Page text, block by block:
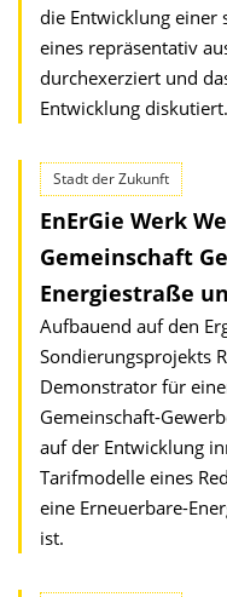
die Entwicklung einer
eines repräsentativ
durchexerziert und
Entwicklung diskutiert.
Stadt der Zukunft
EnErGie Werk
Gemeinschaft
Energiestraße
Aufbauend auf den
Sondierungsprojekts
Demonstrator für
Gemeinschaft-
auf der Entwicklung
Tarifmodelle eines
eine Erneuerbare-
ist.